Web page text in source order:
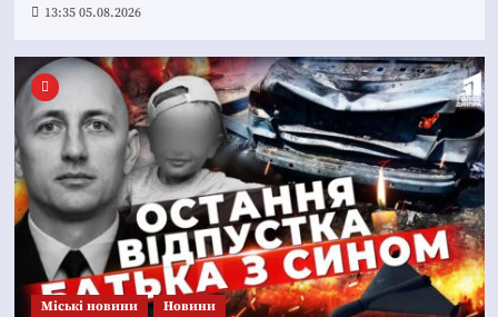
13:35 05.08.2026
Mіські новини Новини